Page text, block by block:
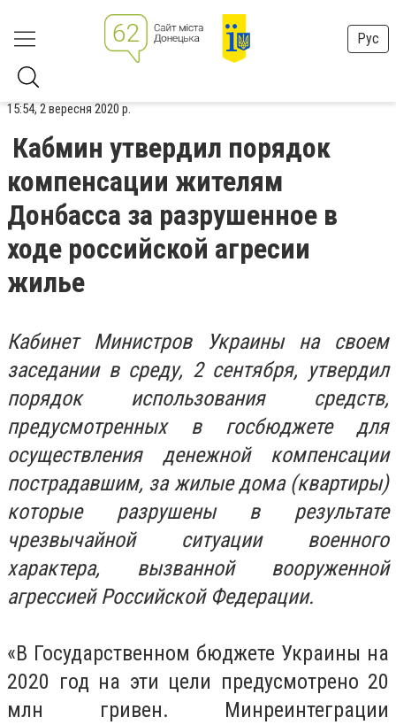
Рус
15:54, 2 вересня 2020 р.
Кабмин утвердил порядок
компенсации жителям
Донбасса за разрушенное в
ходе российской агресии
жилье
Кабинет Министров Украины на своем
заседании в среду, 2 сентября, утвердил
порядок использования средств,
предусмотренных в госбюджете для
осуществления денежной компенсации
пострадавшим, за жилые дома (квартиры)
которые разрушены в результате
чрезвычайной ситуации военного
характера, вызванной вооруженной
агрессией Российской Федерации.
«В Государственном бюджете Украины на
2020 год на эти цели предусмотрено 20
млн гривен. Минреинтеграции